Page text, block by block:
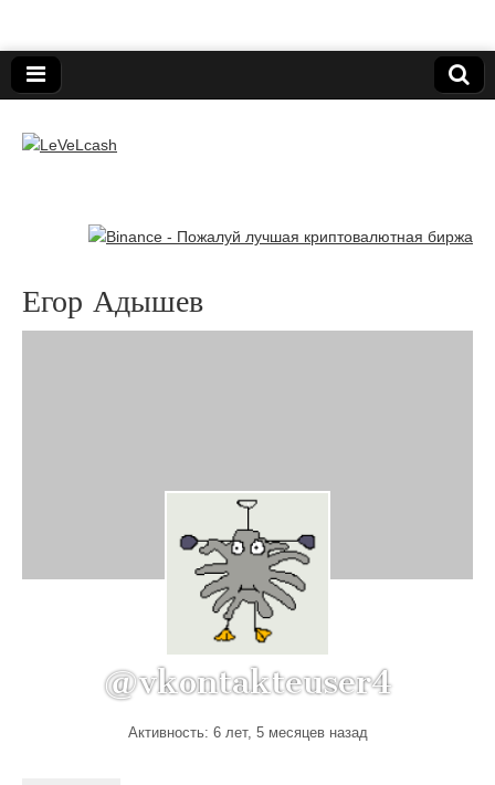
LeVeLcash
Егор Адышев
@vkontakteuser4
Активность: 6 лет, 5 месяцев назад